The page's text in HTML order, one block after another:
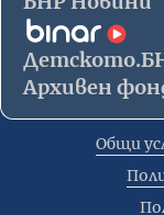
Архивен
Общи